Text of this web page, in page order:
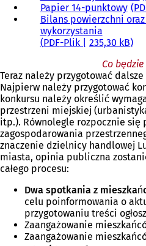
Papier 14-punktowy
Bilans powierzchni
wykorzystania
PDF-Plik
235,30 kB
Co
Teraz należy przygotować dalsze
Najpierw należy przygotować
konkursu należy określić
przestrzeni miejskiej
itp.). Równolegle rozpocznie się
zagospodarowania
znaczenie dzielnicy handlowej
miasta, opinia publiczna
całego procesu:
Dwa spotkania z
celu poinformowania o
przygotowaniu treści
Zaangażowanie
Zaangażowanie